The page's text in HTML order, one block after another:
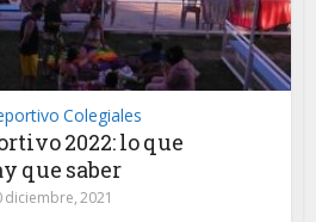
Colegiales
2022: lo que
que saber
diciembre, 2021